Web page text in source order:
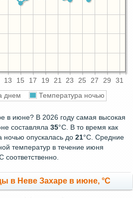
13 15 17 19 21 23 25 27 29 31
днем Температура ночью
в июне? В 2026 году самая высокая
составляла 35°С. В то время как
опускалась до 21°C. Средние
температур в течение июня
соответственно.
в Неве Захаре в июне, °C